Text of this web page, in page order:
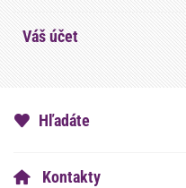
Váš účet
Hľadáte
Kontakty